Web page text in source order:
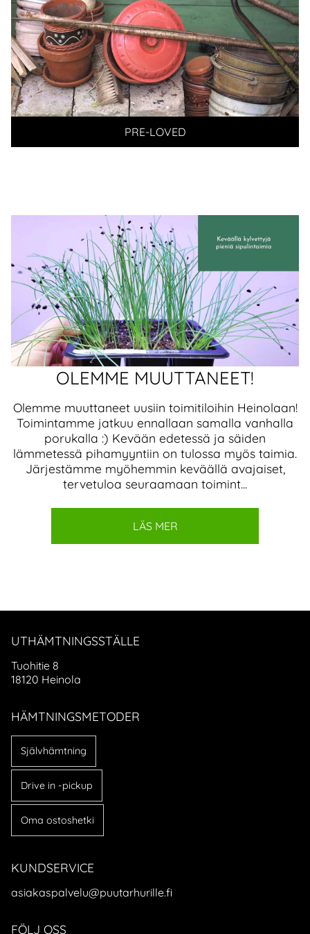
PRE-LOVED
OLEMME MUUTTANEET!
Olemme muuttaneet uusiin toimitiloihin Heinolaan!
Toimintamme jatkuu ennallaan samalla vanhalla
porukalla :) Kevään edetessä ja säiden
lämmetessä pihamyyntiin on tulossa myös taimia.
Järjestämme myöhemmin keväällä avajaiset,
tervetuloa seuraamaan toimint...
LÄS MER
UTHÄMTNINGSSTÄLLE
Tuohitie 8
18120 Heinola
HÄMTNINGSMETODER
Självhämtning
Drive in -pickup
Oma ostoshetki
KUNDSERVICE
asiakaspalvelu@puutarhurille.fi
FÖLJ OSS